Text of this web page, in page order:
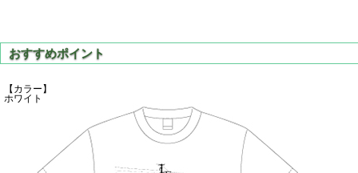
【カラー】
ホワイト